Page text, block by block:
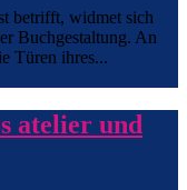
betrifft, widmet sich
Buchgestaltung. An
Türen ihres...
atelier und